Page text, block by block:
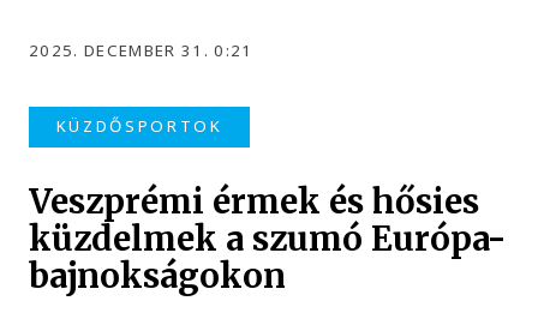
2025. DECEMBER 31. 0:21
KÜZDŐSPORTOK
Veszprémi érmek és hősies
küzdelmek a szumó Európa-
bajnokságokon